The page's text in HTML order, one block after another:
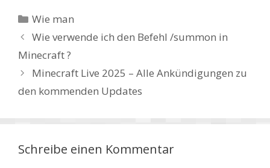
Kategorien
Wie man
Wie verwende ich den Befehl /summon in
Minecraft ?
Minecraft Live 2025 – Alle Ankündigungen zu
den kommenden Updates
Schreibe einen Kommentar